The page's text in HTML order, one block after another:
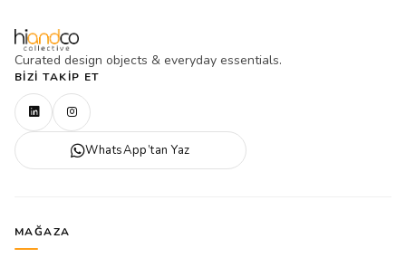
Curated design objects & everyday essentials.
BIZI TAKIP ET
WhatsApp’tan Yaz
MAĞAZA